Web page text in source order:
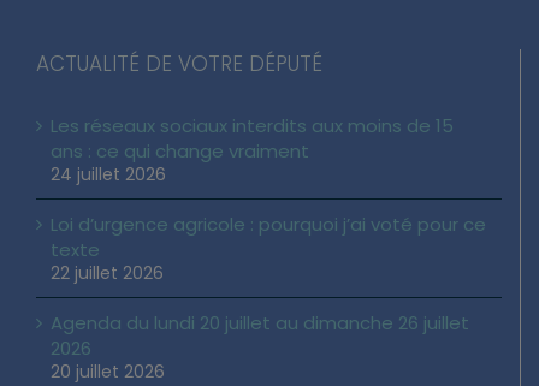
ACTUALITÉ DE VOTRE DÉPUTÉ
Les réseaux sociaux interdits aux moins de 15
ans : ce qui change vraiment
24 juillet 2026
Loi d’urgence agricole : pourquoi j’ai voté pour ce
texte
22 juillet 2026
Agenda du lundi 20 juillet au dimanche 26 juillet
2026
20 juillet 2026